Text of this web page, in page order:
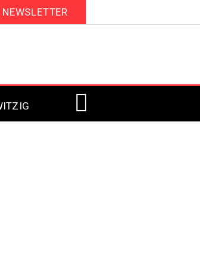
NEWSLETTER